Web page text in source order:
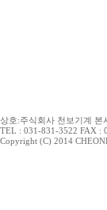
상호:주식회사 천보기계 본
TEL : 031-831-3522 FAX :
Copyright (C) 2014